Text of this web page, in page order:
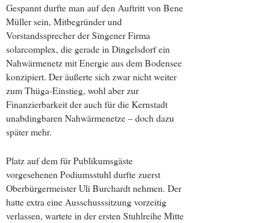
Gespannt durfte man auf den Auftritt von Bene
Müller sein, Mitbegründer und
Vorstandssprecher der Singener Firma
solarcomplex, die gerade in Dingelsdorf ein
Nahwärmenetz mit Energie aus dem Bodensee
konzipiert. Der äußerte sich zwar nicht weiter
zum Thüga-Einstieg, wohl aber zur
Finanzierbarkeit der auch für die Kernstadt
unabdingbaren Nahwärmenetze – doch dazu
später mehr.
Platz auf dem für Publikumsgäste
vorgesehenen Podiumsstuhl durfte zuerst
Oberbürgermeister Uli Burchardt nehmen. Der
hatte extra eine Ausschusssitzung vorzeitig
verlassen, wartete in der ersten Stuhlreihe Mitte